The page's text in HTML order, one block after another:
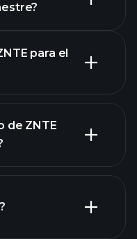
para el
financieros
de ZNTE